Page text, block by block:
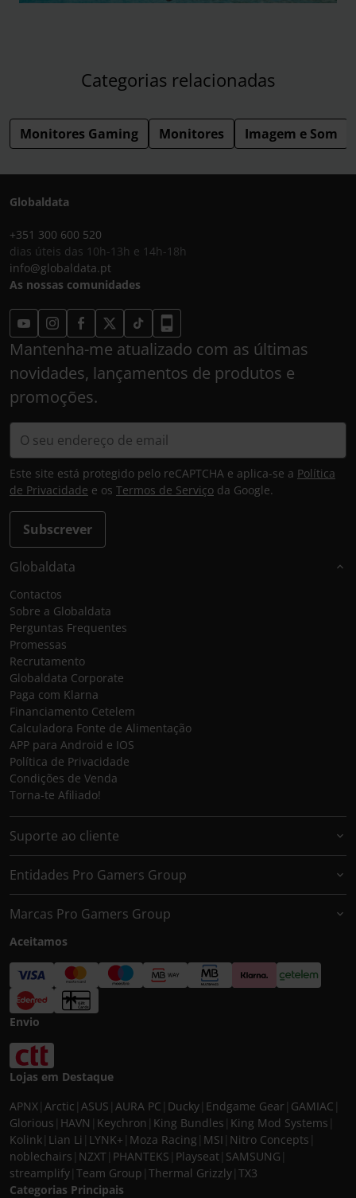
Categorias relacionadas
Monitores Gaming Monitores Imagem e Som
Globaldata
+351 300 600 520
dias úteis das 10h-13h e 14h-18h
info@globaldata.pt
As nossas comunidades
Mantenha-me atualizado com as últimas
novidades, lançamentos de produtos e
promoções.
Subscrever
Este site está protegido pelo reCAPTCHA e aplica-se a Política
de Privacidade e os Termos de Serviço da Google.
Globaldata
Contactos
Sobre a Globaldata
Perguntas Frequentes
Promessas
Recrutamento
Globaldata Corporate
Paga com Klarna
Financiamento Cetelem
Calculadora Fonte de Alimentação
APP para Android e IOS
Política de Privacidade
Condições de Venda
Torna-te Afiliado!
Suporte ao cliente
Entidades Pro Gamers Group
Marcas Pro Gamers Group
Aceitamos
Envio
Lojas em Destaque
APNX Arctic ASUS AURA PC Ducky Endgame Gear GAMIAC
Glorious HAVN Keychron King Bundles King Mod Systems
Kolink Lian Li LYNK+ Moza Racing MSI Nitro Concepts
noblechairs NZXT PHANTEKS Playseat SAMSUNG
streamplify Team Group Thermal Grizzly TX3
Categorias Principais